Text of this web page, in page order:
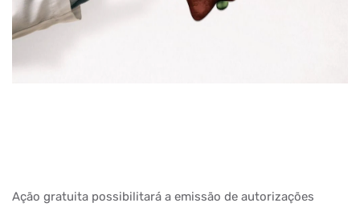
Ação gratuita possibilitará a emissão de autorizações